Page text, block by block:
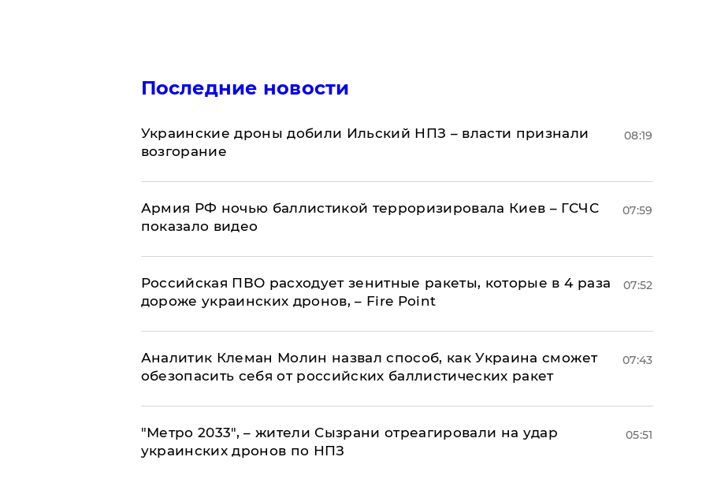
Последние новости
Украинские дроны добили Ильский НПЗ – власти признали
возгорание
08:19
Армия РФ ночью баллистикой терроризировала Киев – ГСЧС
показало видео
07:59
Российская ПВО расходует зенитные ракеты, которые в 4 раза
дороже украинских дронов, – Fire Point
07:52
Аналитик Клеман Молин назвал способ, как Украина сможет
обезопасить себя от российских баллистических ракет
07:43
"Метро 2033", – жители Сызрани отреагировали на удар
украинских дронов по НПЗ
05:51